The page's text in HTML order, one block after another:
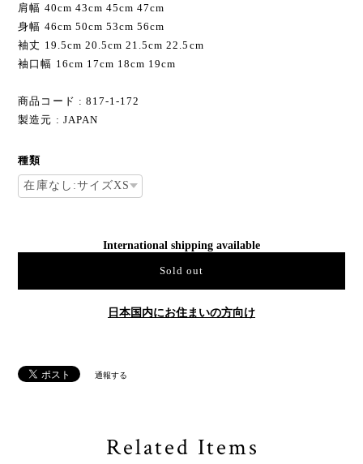
肩幅 40cm 43cm 45cm 47cm
身幅 46cm 50cm 53cm 56cm
袖丈 19.5cm 20.5cm 21.5cm 22.5cm
袖口幅 16cm 17cm 18cm 19cm
商品コード : 817-1-172
製造元 : JAPAN
種類
International shipping available
Sold out
日本国内にお住まいの方向け
通報する
Related Items